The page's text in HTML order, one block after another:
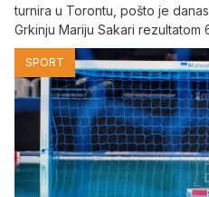
turnira u Torontu, pošto je
Grkinju Mariju Sakari rezultatom
SPORT